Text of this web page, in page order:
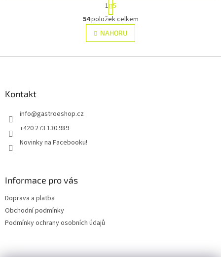
O
v
l
á
t
r
á
n
k
v
1 5
54položek celkem
NAHORU
Kontakt
info@gastroeshop.cz
+420 273 130 989
Novinky na Facebooku!
Informace pro vás
Doprava a platba
Obchodní podmínky
Podmínky ochrany osobních údajů